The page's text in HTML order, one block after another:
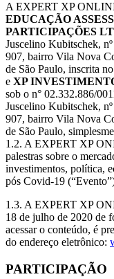
A EXPERT XP
EDUCAÇÃO
PARTICIPAÇÕES
Juscelino Kubitschek,
907, bairro Vila Nova
de São Paulo, inscrita
e XP
sob o n° 02.332.886/
Juscelino Kubitschek,
907, bairro Vila Nova
de São Paulo,
1.2. A EXPERT XP
palestras sobre o
investimentos, política,
pós Covid-19
1.3. A EXPERT XP
18 de julho de 2020 de
acessar o conteúdo, é
do endereço eletrônico:
PARTICIPAÇÃO